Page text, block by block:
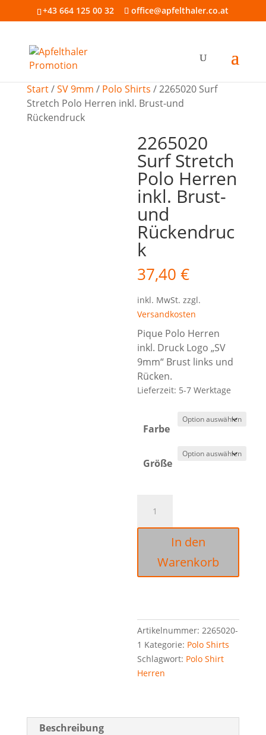
+43 664 125 00 32 office@apfelthaler.co.at
Start/SV 9mm / Polo Shirts / 2265020 Surf
Stretch Polo Herren inkl. Brust-und
Rückendruck
2265020
Surf Stretch
Polo Herren
inkl. Brust-
und
Rückendruc
k
37,40€
inkl. MwSt. zzgl.
Versandkosten
Pique Polo Herren
inkl. Druck Logo „SV
9mm“ Brust links und
Rücken.
Lieferzeit: 5-7 Werktage
Farbe
Größe
Surf
Stretch
Herren
inkl.
Menge
In den
Warenkorb
l
t
e
r
n
i
Artikelnummer:2265020-
1 Kategorie: Polo Shirts
Schlagwort: Polo Shirt
Herren
Beschreibung